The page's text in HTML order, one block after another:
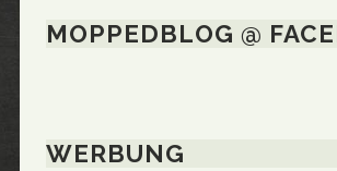
MOPPEDBLOG @
WERBUNG